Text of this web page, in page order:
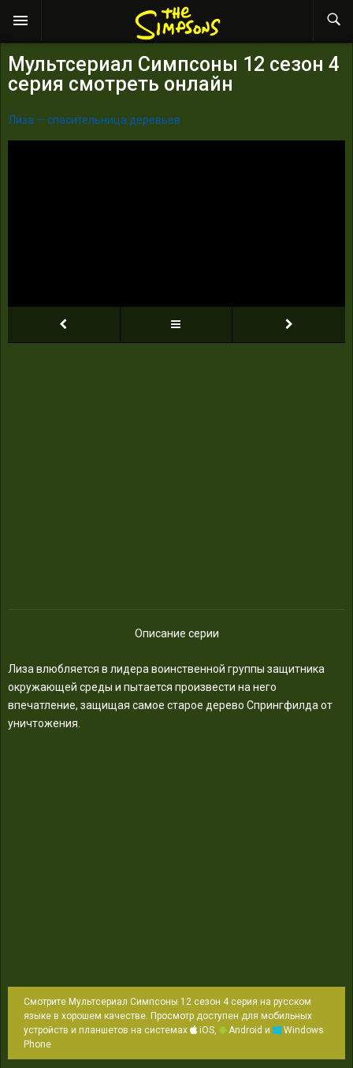
Мультсериал Симпсоны 12 сезон 4
серия смотреть онлайн
Лиза — спасительница деревьев
Описание серии
Лиза влюбляется в лидера воинственной группы защитника
окружающей среды и пытается произвести на него
впечатление, защищая самое старое дерево Спрингфилда от
уничтожения.
Смотрите Мультсериал Симпсоны 12 сезон 4 серия на русском
языке в хорошем качестве. Просмотр доступен для мобильных
устройств и планшетов на системах
iOS, Android и
Windows
Phone